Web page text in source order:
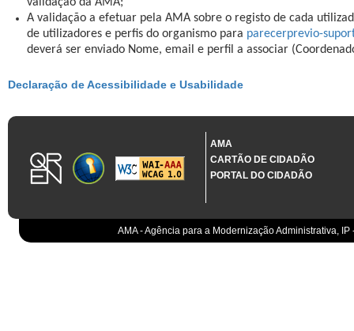
A validação a efetuar pela AMA sobre o registo de cada
de utilizadores e perfis do organismo para parecerprevio-
deverá ser enviado Nome, email e perfil a associar
Declaração de Acessibilidade e Usabilidade
AMA
CARTÃO DE CIDADÃO
PORTAL DO CIDADÃO
AMA - Agência para a Modernização Administrativa,